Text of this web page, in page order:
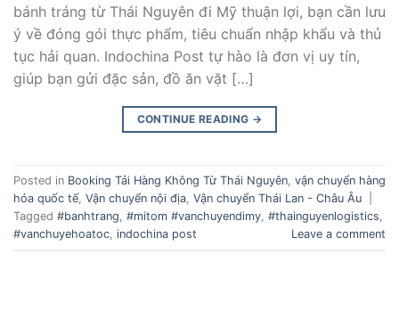
bánh tráng từ Thái Nguyên đi Mỹ thuận lợi, bạn cần lưu
ý về đóng gói thực phẩm, tiêu chuẩn nhập khẩu và thủ
tục hải quan. Indochina Post tự hào là đơn vị uy tín,
giúp bạn gửi đặc sản, đồ ăn vặt […]
CONTINUE READING →
Posted in Booking Tải Hàng Không Từ Thái Nguyên vận chuyển hàng
hóa quốc tế, Vận chuyển nội địa Vận chuyển Thái Lan - Châu Âu
Tagged #banhtrang #mitom #vanchuyendimy #thainguyenlogistics
#vanchuyehoatoc indochina post Leave a comment